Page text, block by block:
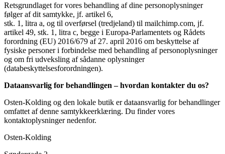
Retsgrundlaget for vores behandling af dine personoplysninger
følger af dit samtykke, jf. artikel 6,
stk. 1, litra a, og til overførsel (tredjeland) til mailchimp.com, jf.
artikel 49, stk. 1, litra c, begge i Europa-Parlamentets og Rådets
forordning (EU) 2016/679 af 27. april 2016 om beskyttelse af
fysiske personer i forbindelse med behandling af personoplysninger
og om fri udveksling af sådanne oplysninger
(databeskyttelsesforordningen).
Dataansvarlig for behandlingen – hvordan kontakter du os?
Osten-Kolding og den lokale butik er dataansvarlig for behandlinger
omfattet af denne samtykkeerklæring. Du finder vores
kontaktoplysninger nedenfor.
Osten-Kolding